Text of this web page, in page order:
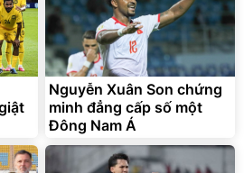
Xe đạp điện trợ lực G-
Force C14 gấp gọn bỏ cốp
tiện lợi
9.900.000đ
7.092.000đ
Đang xem nhiều
G-FORCE VIETNA
Nguyễn Xuân Son chứng
minh đẳng cấp số một
Đông Nam Á